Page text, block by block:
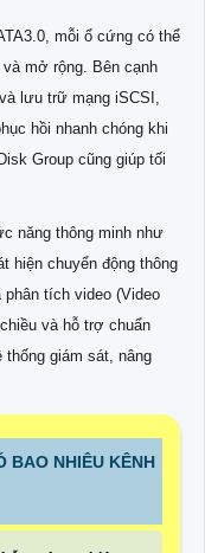
mỗi ổ cứng có thể
mở rộng. Bên cạnh
lưu trữ mạng iSCSI,
hồi nhanh chóng khi
Group cũng giúp tối
năng thông minh như
hiện chuyển động thông
tích video (Video
và hỗ trợ chuẩn
giám sát, nâng
BAO NHIÊU KÊNH